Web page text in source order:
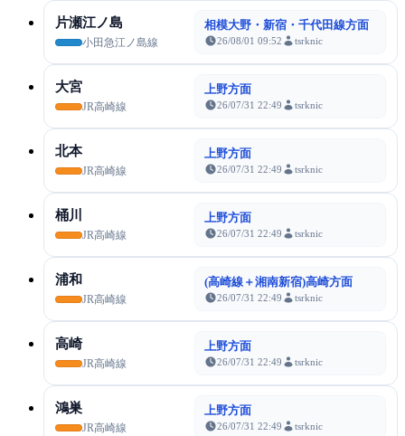
片瀬江ノ島
小田急江ノ島線
相模大野・新宿・千代田線方面
26/08/01 09:52 tsrknic
大宮
JR高崎線
上野方面
26/07/31 22:49 tsrknic
北本
JR高崎線
上野方面
26/07/31 22:49 tsrknic
桶川
JR高崎線
上野方面
26/07/31 22:49 tsrknic
浦和
JR高崎線
(高崎線＋湘南新宿)高崎方面
26/07/31 22:49 tsrknic
高崎
JR高崎線
上野方面
26/07/31 22:49 tsrknic
鴻巣
JR高崎線
上野方面
26/07/31 22:49 tsrknic